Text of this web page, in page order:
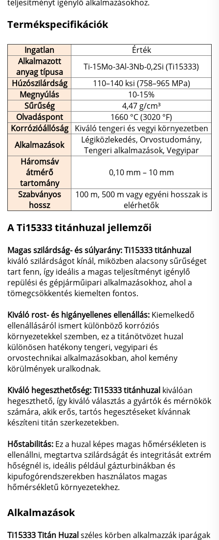
teljesítményt igénylő alkalmazásokhoz.
Termékspecifikációk
Ingatlan
Érték
Alkalmazott
anyag típusa
Ti-15Mo-3Al-3Nb-0,2Si (Ti15333)
Húzószilárdság
110–140 ksi (758–965 MPa)
Megnyúlás
10-15%
Sűrűség
4,47 g/cm³
Olvadáspont
1660 °C (3020 °F)
Korrózióállóság
Kiváló tengeri és vegyi környezetben
Alkalmazások
Légiközlekedés, Orvostudomány,
Tengeri alkalmazások, Vegyipar
Háromsáv
átmérő
tartomány
0,10 mm – 10 mm
Szabványos
hossz
100 m, 500 m vagy egyéni hosszak is
elérhetők
A Ti15333 titánhuzal jellemzői
Magas szilárdság- és súlyarány: Ti15333 titánhuzal
kiváló szilárdságot kínál, miközben alacsony sűrűséget
tart fenn, így ideális a magas teljesítményt igénylő
repülési és gépjárműipari alkalmazásokhoz, ahol a
tömegcsökkentés kiemelten fontos.
Kiváló rost- és higányellenes ellenállás: Kiemelkedő
ellenállásáról ismert különböző korróziós
környezetekkel szemben, ez a titánötvözet huzal
különösen hatékony tengeri, vegyipari és
orvostechnikai alkalmazásokban, ahol kemény
körülmények uralkodnak.
Kiváló hegeszthetőség: Ti15333 titánhuzal kiválóan
hegeszthető, így kiváló választás a gyártók és mérnökök
számára, akik erős, tartós hegesztéseket kívánnak
készíteni titán szerkezetekben.
Hőstabilitás: Ez a huzal képes magas hőmérsékleten is
ellenállni, megtartva szilárdságát és integritását extrém
hőségnél is, ideális például gázturbinákban és
kipufogórendszerekben használatos magas
hőmérsékletű környezetekhez.
Alkalmazások
Ti15333 Titán Huzalszéles körben alkalmazzák iparágak